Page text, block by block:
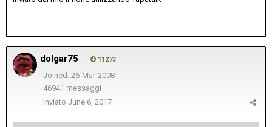
dolgar75 11273
Joined: 26-Mar-2008
46941 messaggi
Inviato June 6, 2017